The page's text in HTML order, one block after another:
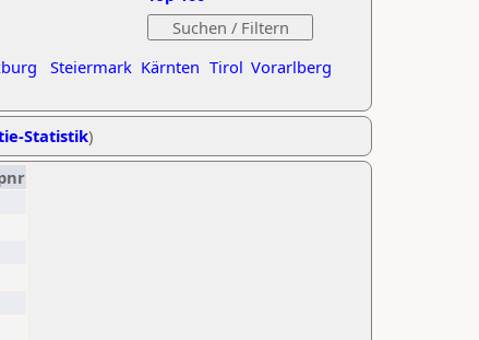
Steiermark Kärnten Tirol Vorarlberg
Statistik)